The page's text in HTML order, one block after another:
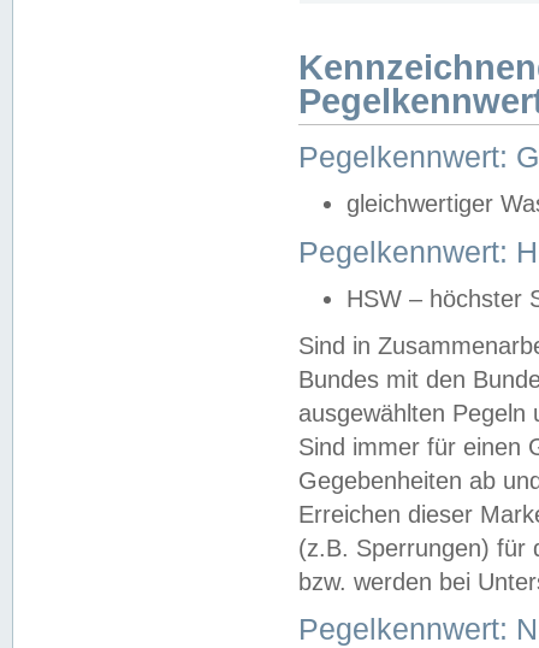
Pegelkennwert:
gleichwertiger
Pegelkennwert:
HSW – höchster
Sind in
Bundes mit den
ausgewählten
Sind immer für einen
Gegebenheiten ab
Erreichen dieser
(z.B. Sperrungen) für
bzw. werden bei
Pegelkennwert: